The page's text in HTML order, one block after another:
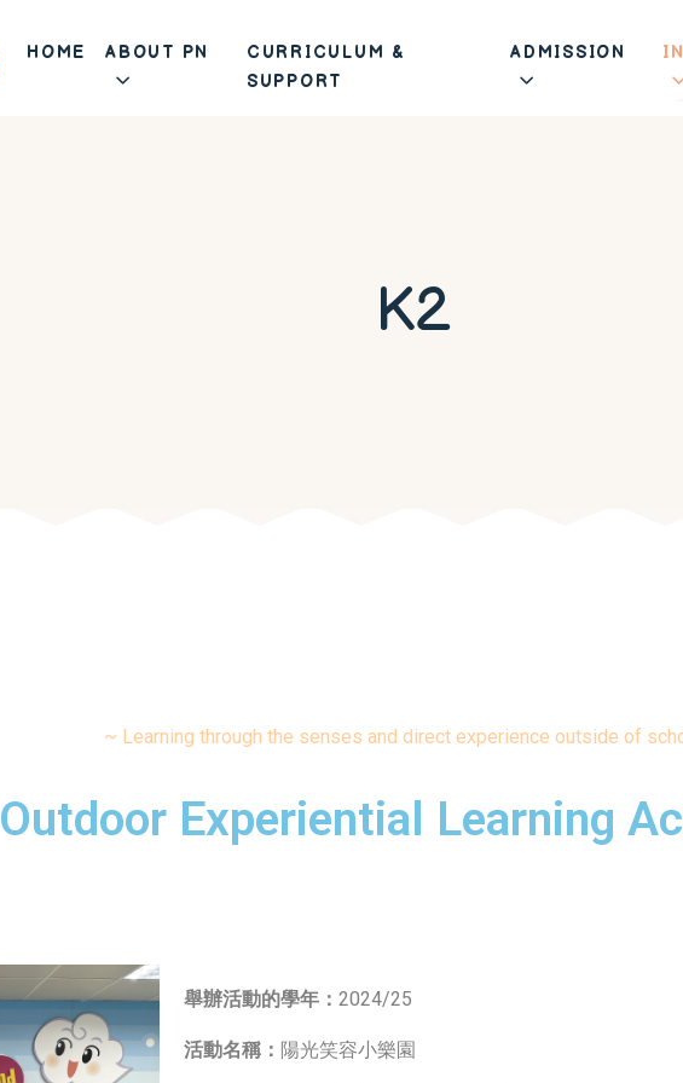
HOME ABOUT PN
CURRICULUM &
SUPPORT
ADMISSION
K2
~ Learning through the senses and direct experience outside of
Outdoor Experiential Learning
舉辦活動的學年： 2024/25
活動名稱： 陽光笑容小樂園